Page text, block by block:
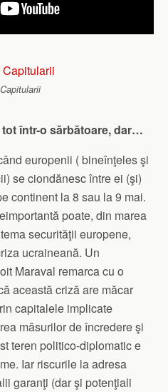
într-o sărbătoare, dar…
europenii ( bineînţeles şi
se ciondănesc între ei (şi)
continent la 8 sau la 9 mai.
poate, din marea
securităţii europene,
ucraineană. Un
Maraval remarca cu o
această criză are măcar
capitalele implicate
măsurilor de încredere şi
teren politico-diplomatic e
Iar riscurile la adresa
garanţi (dar şi potenţiali